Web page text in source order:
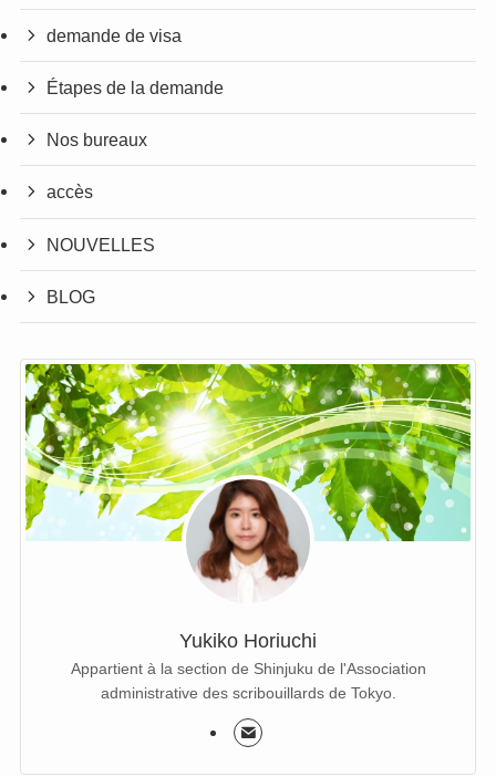
demande de visa
Étapes de la demande
Nos bureaux
accès
NOUVELLES
BLOG
Yukiko Horiuchi
Appartient à la section de Shinjuku de l'Association
administrative des scribouillards de Tokyo.